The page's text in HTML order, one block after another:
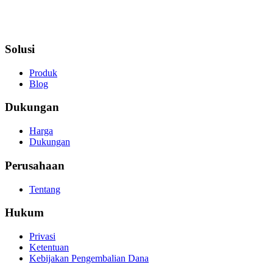
Solusi
Produk
Blog
Dukungan
Harga
Dukungan
Perusahaan
Tentang
Hukum
Privasi
Ketentuan
Kebijakan Pengembalian Dana